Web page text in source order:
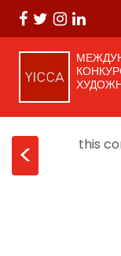
< this